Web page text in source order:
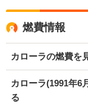
燃費情報
カローラの燃費を
カローラ(1991年6
る